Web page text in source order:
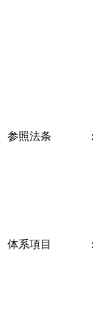
参照法条 ：
体系項目 ：